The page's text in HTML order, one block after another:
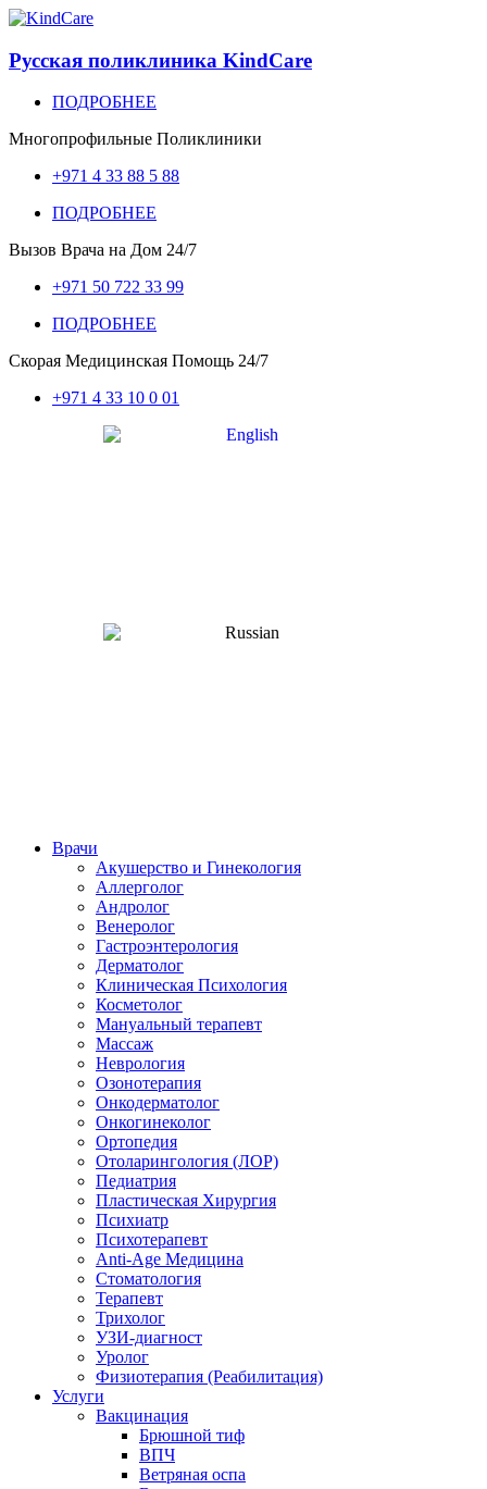
Русская поликлиника KindCare
ПОДРОБНЕЕ
Многопрофильные Поликлиники
+971 4 33 88 5 88
ПОДРОБНЕЕ
Вызов Врача на Дом 24/7
+971 50 722 33 99
ПОДРОБНЕЕ
Скорая Медицинская Помощь 24/7
+971 4 33 10 0 01
Врачи
Акушерство и Гинекология
Аллерголог
Андролог
Венеролог
Гастроэнтерология
Дерматолог
Клиническая Психология
Косметолог
Мануальный терапевт
Массаж
Неврология
Озонотерапия
Онкодерматолог
Онкогинеколог
Ортопедия
Отоларингология (ЛОР)
Педиатрия
Пластическая Хирургия
Психиатр
Психотерапевт
Anti-Age Медицина
Стоматология
Терапевт
Трихолог
УЗИ-диагност
Уролог
Физиотерапия (Реабилитация)
Услуги
Вакцинация
Брюшной тиф
ВПЧ
Ветряная оспа